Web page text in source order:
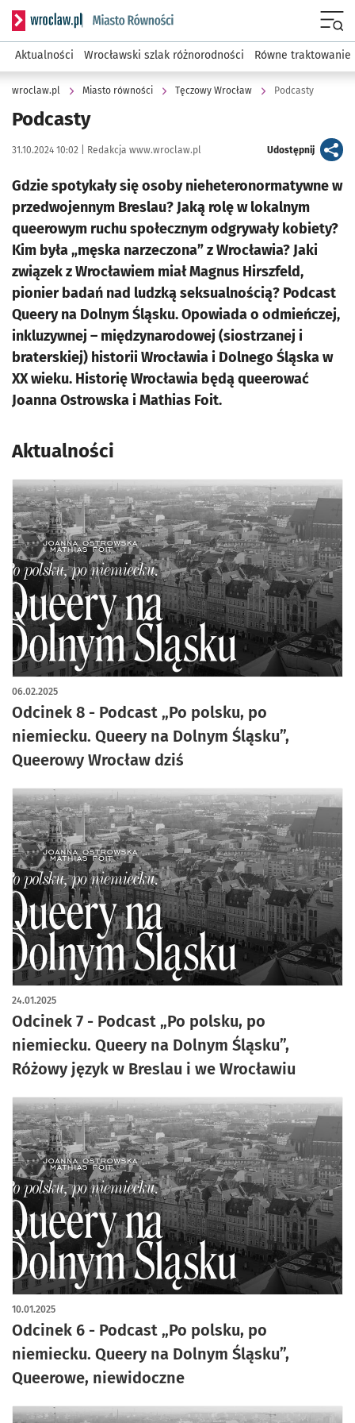
Serwis informacyjny wroclaw.pl podserwis: Miasto równości
Aktualności Wrocławski szlak różnorodności Równe traktowanie
wroclaw.pl Miasto równości Tęczowy Wrocław Podcasty
Podcasty
Data publikacji:
31.10.2024 10:02 | Autor:
Redakcja www.wroclaw.pl Udostępnijartykuł
Gdzie spotykały się osoby nieheteronormatywne w
przedwojennym Breslau? Jaką rolę w lokalnym
queerowym ruchu społecznym odgrywały kobiety?
Kim była „męska narzeczona” z Wrocławia? Jaki
związek z Wrocławiem miał Magnus Hirszfeld,
pionier badań nad ludzką seksualnością? Podcast
Queery na Dolnym Śląsku. Opowiada o odmieńczej,
inkluzywnej – międzynarodowej (siostrzanej i
braterskiej) historii Wrocławia i Dolnego Śląska w
XX wieku. Historię Wrocławia będą queerować
Joanna Ostrowska i Mathias Foit.
Aktualności
Odcinek 8 - Podcast „Po polsku, po
niemiecku. Queery na Dolnym Śląsku”,
Queerowy Wrocław dziś
06.02.2025
Odcinek 7 - Podcast „Po polsku, po
niemiecku. Queery na Dolnym Śląsku”,
Różowy język w Breslau i we Wrocławiu
24.01.2025
Odcinek 6 - Podcast „Po polsku, po
niemiecku. Queery na Dolnym Śląsku”,
Queerowe, niewidoczne
10.01.2025